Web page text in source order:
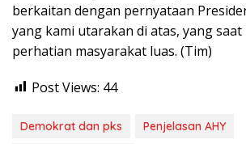
berkaitan dengan pernyataan
yang kami utarakan di atas, yang saat
perhatian masyarakat luas. (Tim)
Post Views: 44
Demokrat dan pks
Penjelasan AHY